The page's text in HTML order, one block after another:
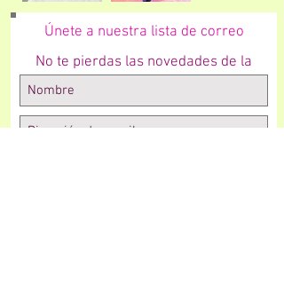
Únete a nuestra lista de correo
No te pierdas las novedades de la